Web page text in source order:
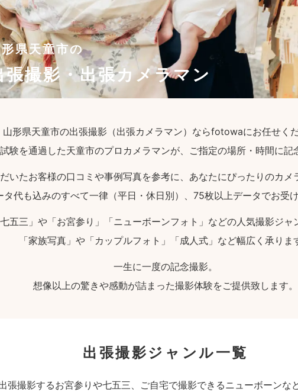
県天童市の
張撮影・出張カメラマン
山形県天童市の出張撮影（出張カメラマン）ならfotowaにお任せく
験を通過した天童市のプロカメラマンが、ご指定の場所・時間に記
いたお客様の口コミや事例写真を参考に、あなたにぴったりのカメ
タ代も込みのすべて一律（平日・休日別）、75枚以上データでお受
七五三」や「お宮参り」「ニューボーンフォト」などの人気撮影ジャ
「家族写真」や「カップルフォト」「成人式」など幅広く承りま
一生に一度の記念撮影。
想像以上の驚きや感動が詰まった撮影体験をご提供致します。
出張撮影ジャンル一覧
張撮影するお宮参りや七五三、ご自宅で撮影できるニューボーン